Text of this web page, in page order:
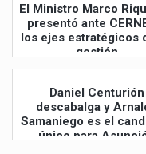
El Ministro Marco
presentó ante
los ejes estratégicos
gestión
Daniel Centurión
descabalga y
Samaniego es el
único para